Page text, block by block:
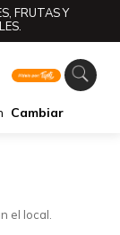
FRUTAS Y
Cambiar
el local.